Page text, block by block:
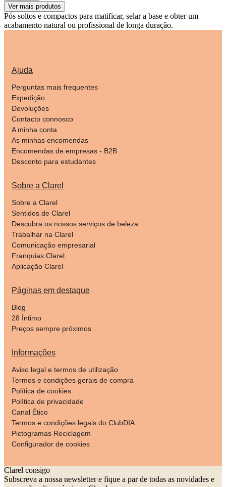
Ver mais produtos
Pós soltos e compactos para matificar, selar a base e obter um
acabamento natural ou profissional de longa duração.
Ajuda
Perguntas mais frequentes
Expedição
Devoluções
Contacto connosco
A minha conta
As minhas encomendas
Encomendas de empresas - B2B
Desconto para estudantes
Sobre a Clarel
Sobre a Clarel
Sentidos de Clarel
Descubra os nossos serviços de beleza
Trabalhar na Clarel
Comunicação empresarial
Franquias Clarel
Aplicação Clarel
Páginas em destaque
Blog
28 Íntimo
Preços sempre próximos
Informações
Aviso legal e termos de utilização
Termos e condições gerais de compra
Política de cookies
Política de privacidade
Canal Ético
Termos e condições legais do ClubDIA
Pictogramas Reciclagem
Configurador de cookies
Clarel consigo
Subscreva a nossa newsletter e fique a par de todas as novidades e